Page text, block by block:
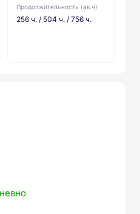
Продолжительность (ак.ч)
256 ч. / 504 ч. / 756 ч.